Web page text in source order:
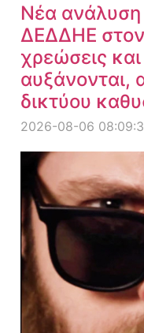
Νέα ανάλυση
ΔΕΔΔΗΕ
χρεώσεις
αυξάνονται,
δικτύου
2026-08-06